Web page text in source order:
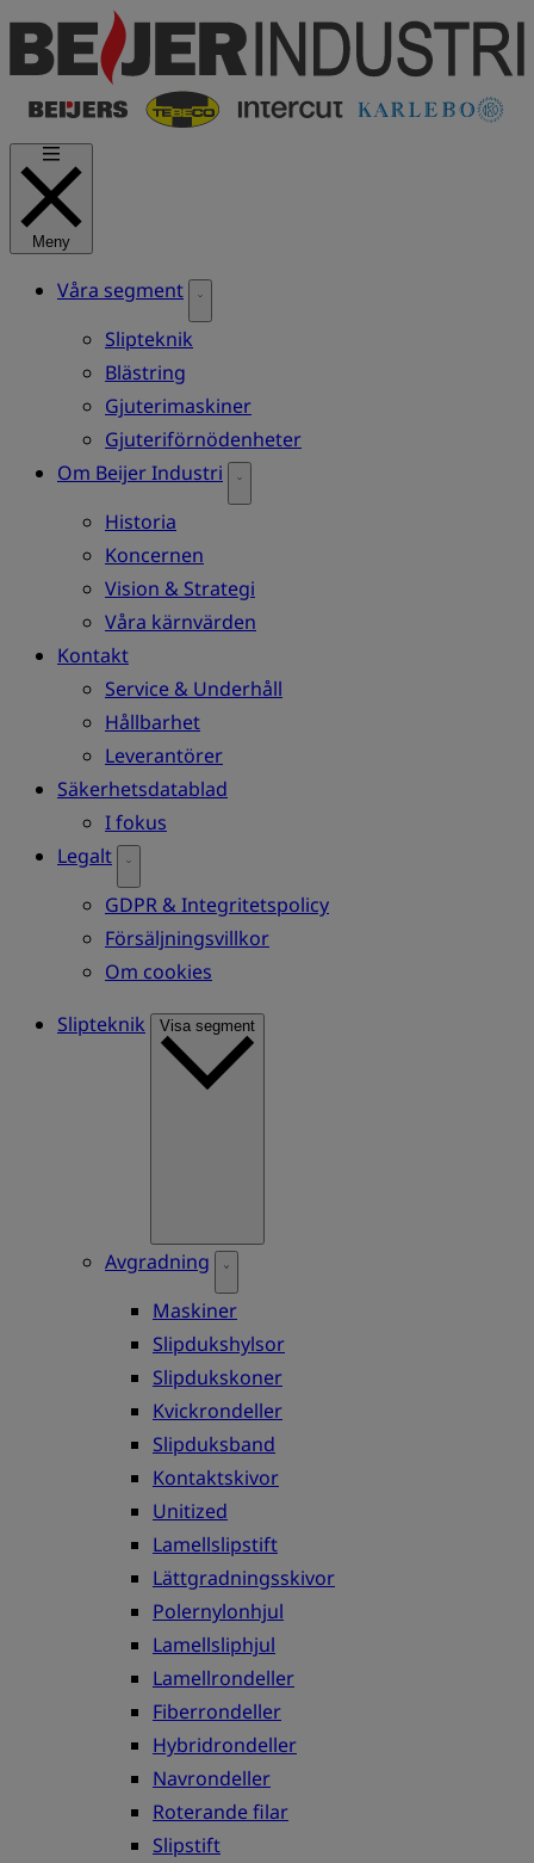
Hoppa
till
huvudinnehåll
Meny
Våra segment
Slipteknik
Blästring
Gjuterimaskiner
Gjuteriförnödenheter
Om Beijer Industri
Historia
Koncernen
Vision & Strategi
Våra kärnvärden
Kontakt
Service & Underhåll
Hållbarhet
Leverantörer
Säkerhetsdatablad
I fokus
Legalt
GDPR & Integritetspolicy
Försäljningsvillkor
Om cookies
Slipteknik
Visa segment
Avgradning
Maskiner
Slipdukshylsor
Slipdukskoner
Kvickrondeller
Slipduksband
Kontaktskivor
Unitized
Lamellslipstift
Lättgradningsskivor
Polernylonhjul
Lamellsliphjul
Lamellrondeller
Fiberrondeller
Hybridrondeller
Navrondeller
Roterande filar
Slipstift